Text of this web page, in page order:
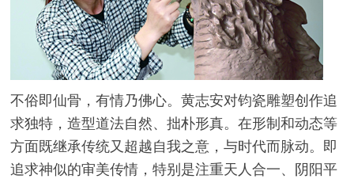
不俗即仙骨，有情乃佛心。黄志安对钧瓷雕塑创作追
求独特，造型道法自然、拙朴形真。在形制和动态等
方面既继承传统又超越自我之意，与时代而脉动。即
追求神似的审美传情，特别是注重天人合一、阴阳平